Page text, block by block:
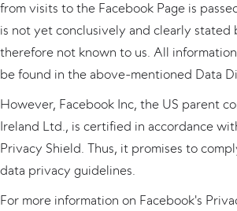
from visits to the Facebook Page is
is not yet conclusively and clearly stated
therefore not known to us. All
be found in the above-mentioned Data
However, Facebook Inc, the US parent
Ireland Ltd., is certified in accordance
Privacy Shield. Thus, it promises to
data privacy guidelines.
For more information on Facebook's